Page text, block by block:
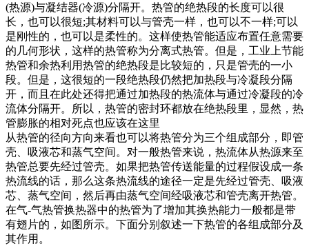
(热源)与凝结器(冷源)分隔开。热管的绝热段的长度可以很
长，也可以很短;其材料可以与管壳一样，也可以不一样;可以
是刚性的，也可以是柔性的。这样使热管能适应布置任意需要
的几何形状，这样的热管称为分离式热管。但是，工业上节能
热管和余热利用热管的绝热段是比较短的，只是管壳的一小
段。但是，这很短的一段绝热段仍然把加热段与冷凝段分隔
开，而且在此处还得把通过加热段的热流体与通过冷凝段的冷
流体分隔开。所以，热管的密封环都放在绝热段里，显然，热
管膨胀的相对死点也应该在这里
从热管的径向方向来看也可以将热管分为三个组成部分，即管
壳、吸液芯和蒸气空间。对一般热管来说，热流体从热源来至
热管总要先经过管壳。如果把热管传送能量的过程假设成一条
热流线的话，那么这条热流线的途径一定是先经过管壳、吸液
芯、蒸气空间，然后再由蒸气空间经吸液芯和管壳离开热管。
在气-气热管换热器中的热管为了增加其换热能力一般都是带
有翅片的，如图所示。下面分别叙述一下热管的各组成部分及
其作用。